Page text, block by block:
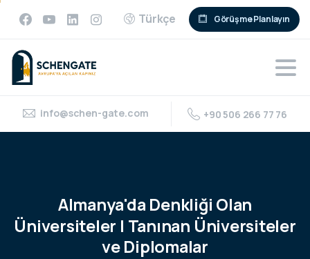
Türkçe Görüşme Planlayın
info@schen-gate.com +90 506 266 77 76
Almanya'da Denkliği Olan
Üniversiteler | Tanınan Üniversiteler
ve Diplomalar